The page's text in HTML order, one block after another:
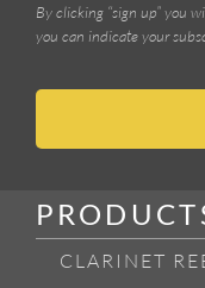
By clicking “sign up” you
you can indicate your
CLARINET